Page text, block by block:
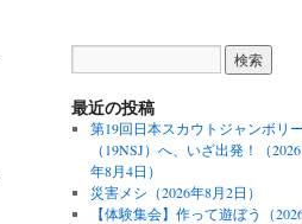
最近の投稿
第19回日本スカウトジャンボリー
（19NSJ）へ、いざ出発！（2026
年8月4日）
災害メシ（2026年8月2日）
【体験集会】作って遊ぼう（